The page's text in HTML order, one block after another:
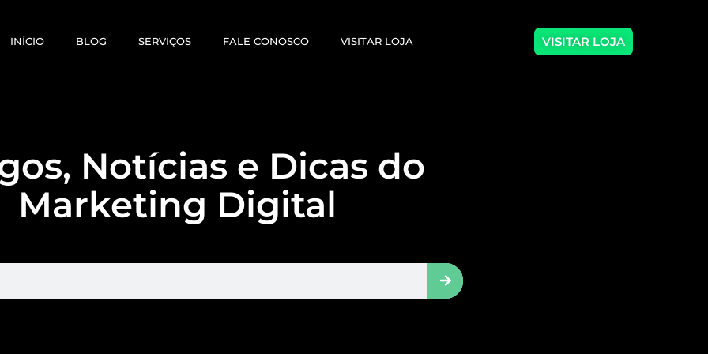
INÍCIO BLOG SERVIÇOS FALE CONOSCO VISITAR LOJA VISITAR LOJA
Notícias e Dicas do
Marketing Digital